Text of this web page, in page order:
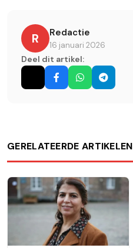
R Redactie
16 januari 2026
Deel dit artikel:
GERELATEERDE ARTIKELEN